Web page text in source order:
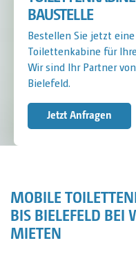
BAUSTELLE
Bestellen Sie jetzt eine
Toilettenkabine für
Wir sind Ihr Partner
Bielefeld.
Jetzt Anfragen
MOBILE
BIS BIELEFELD BEI
MIETEN